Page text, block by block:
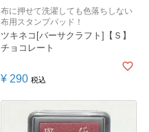
布に押せて洗濯しても色落ちしない
布用スタンプパッド！
ツキネコ[バーサクラフト]【Ｓ】
チョコレート
¥ 290 税込